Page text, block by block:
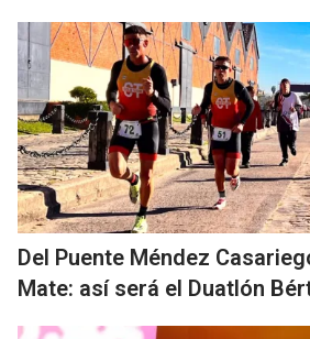
Del Puente Méndez
Mate: así será el Duatlón